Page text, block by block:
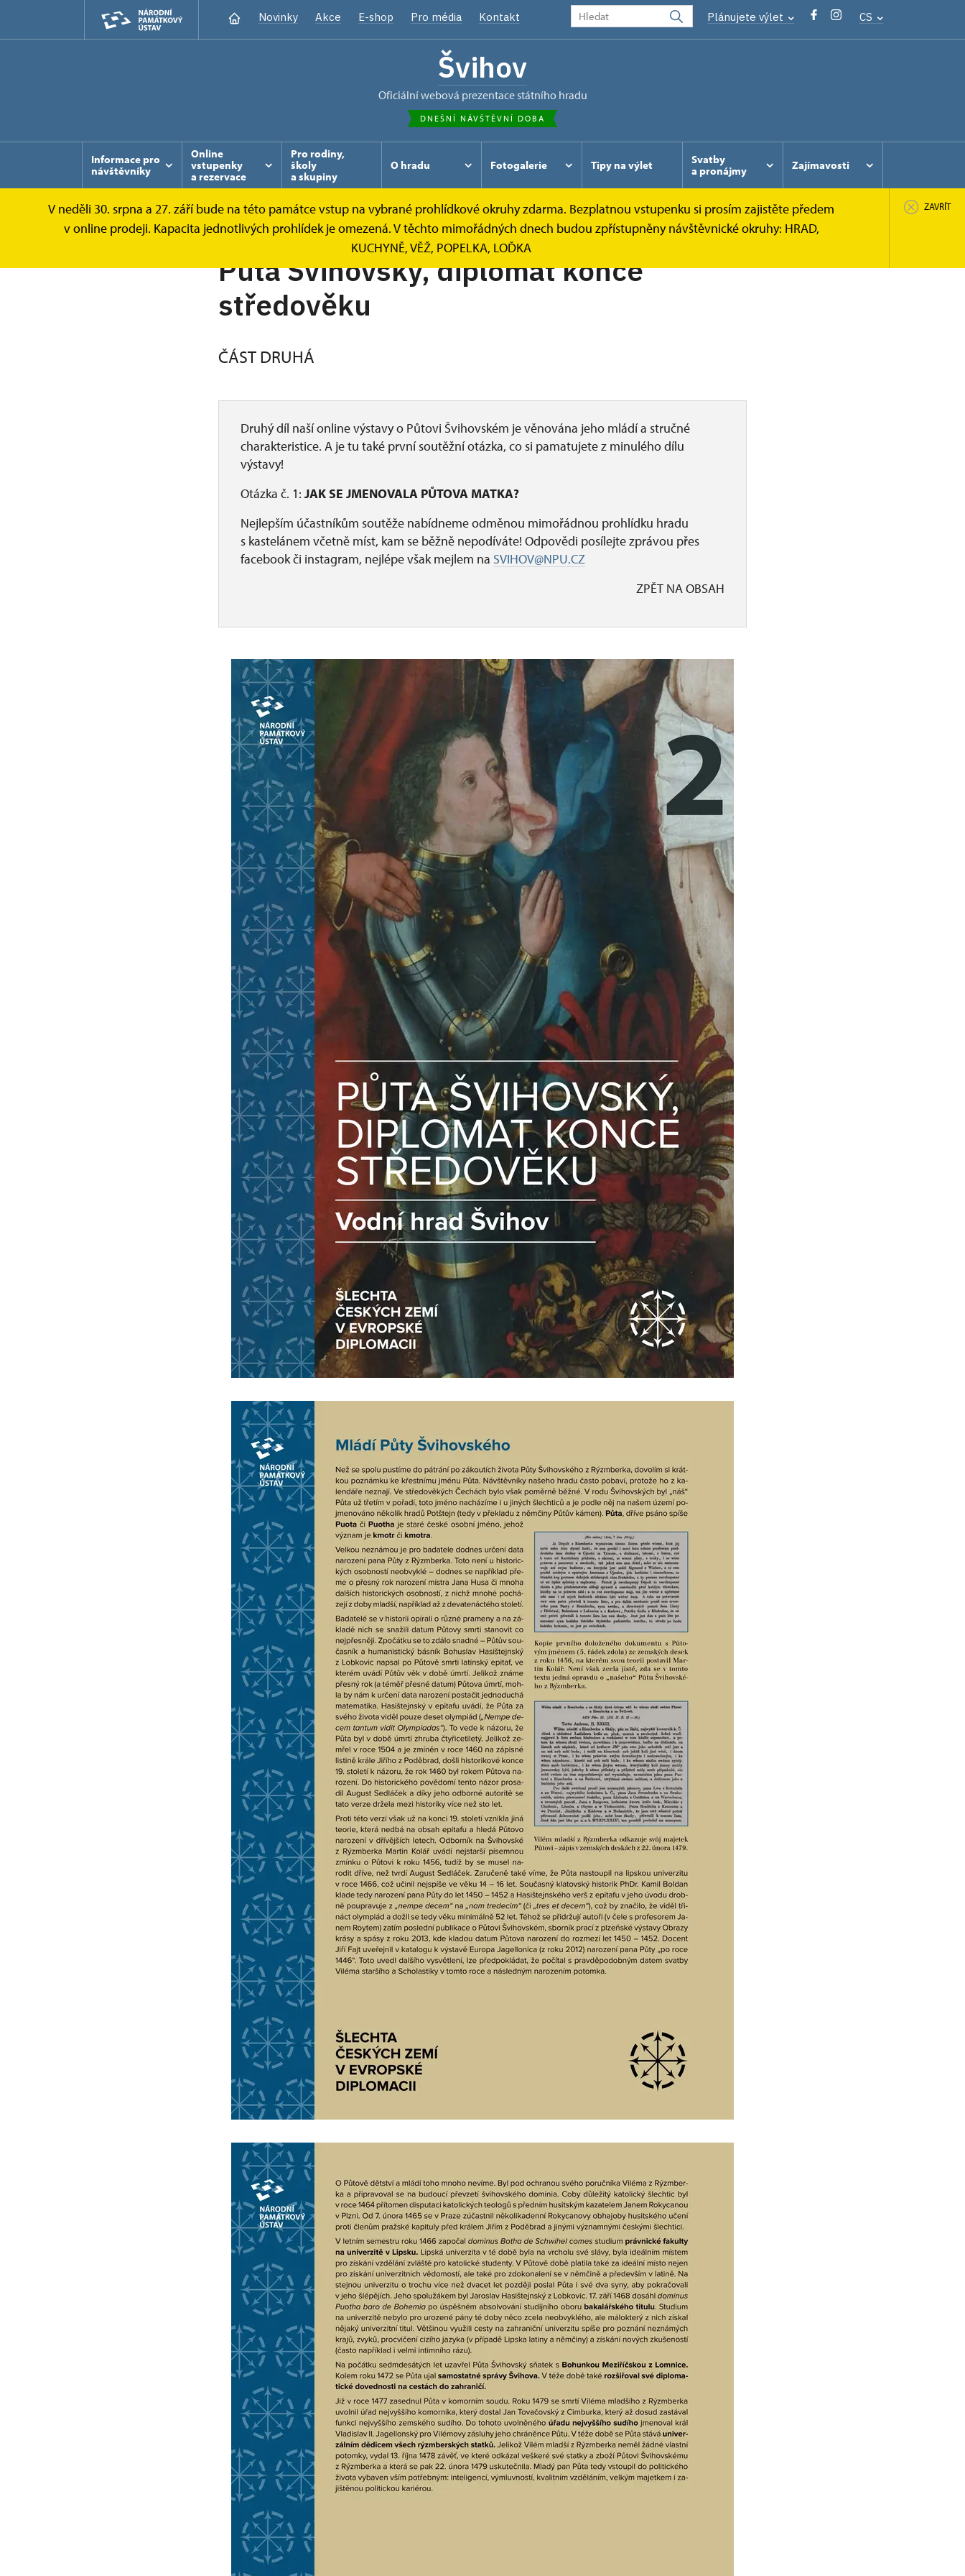
Novinky Akce E-shop Pro média Kontakt Plánujete výlet CS
Švihov
oficiální webová prezentace státního hradu
DNEŠNÍ NÁVŠTĚVNÍ DOBA
Informace pro
návštěvníky
Online
vstupenky
a rezervace
Pro rodiny,
školy
a skupiny
O hradu Fotogalerie Tipy na výlet
Svatby
a pronájmy
Zajímavosti
V neděli 30. srpna a 27. září bude na této památce vstup na vybrané prohlídkové okruhy zdarma. Bezplatnou vstupenku si prosím zajistěte předem
v online prodeji. Kapacita jednotlivých prohlídek je omezená. V těchto mimořádných dnech budou zpřístupněny návštěvnické okruhy: HRAD,
KUCHYNĚ, VĚŽ, POPELKA, LOĎKA
ZAVŘÍT
Půta Švihovský, diplomat konce
středověku
ČÁST DRUHÁ
Druhý díl naší online výstavy o Půtovi Švihovském je věnována jeho mládí a stručné
charakteristice. A je tu také první soutěžní otázka, co si pamatujete z minulého dílu
výstavy!
Otázka č. 1: JAK SE JMENOVALA PŮTOVA MATKA?
Nejlepším účastníkům soutěže nabídneme odměnou mimořádnou prohlídku hradu
s kastelánem včetně míst, kam se běžně nepodíváte! Odpovědi posílejte zprávou přes
facebook či instagram, nejlépe však mejlem na SVIHOV@NPU.CZ
ZPĚT NA OBSAH